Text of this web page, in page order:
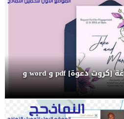
قوالب دعوات زفاف فارغة [كروت دعوة] pdf و word و